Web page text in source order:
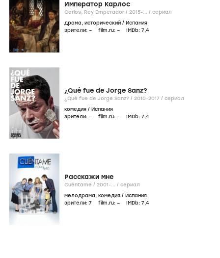
Император Карлос
Carlos, Rey Emperador / 2015-... / сериал
драма, исторический / Испания
зрители: – film.ru: – IMDb: 7,4
¿Qué fue de Jorge Sanz?
¿Qué fue de Jorge Sanz? / 2010-2017 / сериал
комедия / Испания
зрители: – film.ru: – IMDb: 7,4
Расскажи мне
Cuéntame / 2001-... / сериал
мелодрама, комедия / Испания
зрители: 7 film.ru: – IMDb: 7,4